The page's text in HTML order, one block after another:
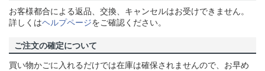
お客様都合による返品、交換、キャンセルはお受けできません。
詳しくはヘルプページをご確認ください。
ご注文の確定について
買い物かごに入れるだけでは在庫は確保されませんので、お早め